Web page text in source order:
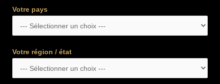
Votre pays
Votre région / état